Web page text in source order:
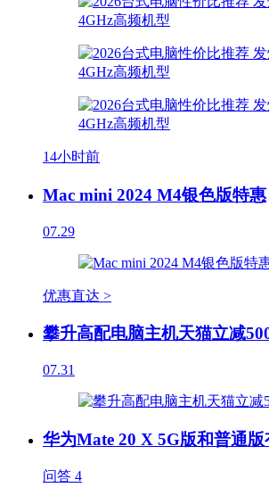
14小时前
Mac mini 2024 M4银色版特惠
07.29
优惠直达 >
攀升高配电脑主机天猫立减
07.31
华为Mate 20 X 5G版和普通版
问答 4